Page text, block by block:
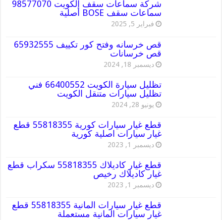
شركة سماعات سقف الكويت 98577070
سماعات سقف BOSE أصلية
فبراير 5, 2025
قص خرسانه وفتح كور تكييف 65932555
قص خرسانات
ديسمبر 18, 2024
تظليل سيارة الكويت 66400552 فني
تظليل سيارات متنقل الكويت
يونيو 28, 2024
قطع غيار سيارات كورية 55818355 قطع
غيار سيارات اصلية كورية
ديسمبر 1, 2023
قطع غيار كاديلاك 55818355 سكراب قطع
غيار كاديلاك رخيص
ديسمبر 1, 2023
قطع غيار سيارات المانية 55818355 قطع
غيار سيارات المانية مستعملة